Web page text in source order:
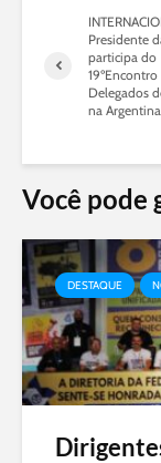
Presidente
participa do
Delegados
na Argentina
Você pode
DESTAQUE